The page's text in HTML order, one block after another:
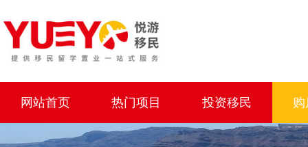
网站首页 热门项目 投资移民